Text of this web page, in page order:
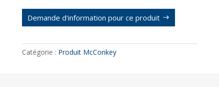
Demande d'information pour ce produit
Catégorie : Produit McConkey